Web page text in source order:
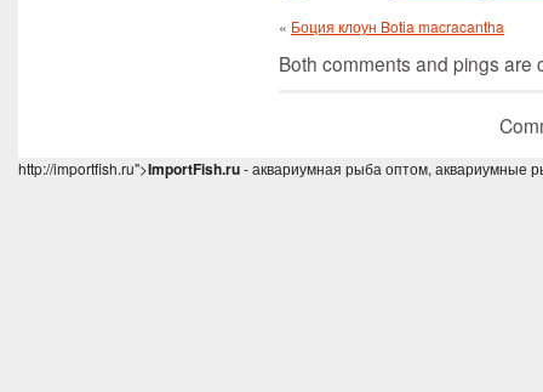
« Боция клоун Botia macracantha
Both comments and pings are
http://importfish.ru">ImportFish.ru- аквариумная рыба оптом, аквариумные